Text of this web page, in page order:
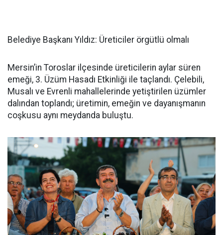
Belediye Başkanı Yıldız: Üreticiler örgütlü olmalı
Mersin’in Toroslar ilçesinde üreticilerin aylar süren
emeği, 3. Üzüm Hasadı Etkinliği ile taçlandı. Çelebili,
Musalı ve Evrenli mahallelerinde yetiştirilen üzümler
dalından toplandı; üretimin, emeğin ve dayanışmanın
coşkusu aynı meydanda buluştu.